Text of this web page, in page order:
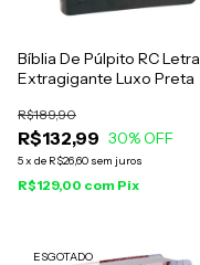
Bíblia De Púlpito RC Letra
Extragigante Luxo Preta
R$132,99
R$189,90
30% OFF
5x de R$26,60 sem juros
R$129,00 com Pix
ESGOTADO